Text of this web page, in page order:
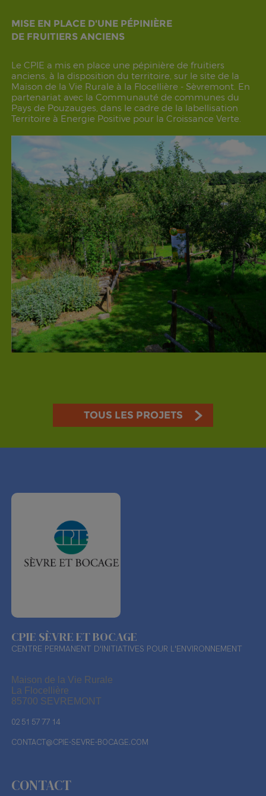
MISE EN PLACE D'UNE PÉPINIÈRE
DE FRUITIERS ANCIENS
Le CPIE a mis en place une pépinière de fruitiers
anciens, à la disposition du territoire, sur le site de la
Maison de la Vie Rurale à la Flocellière - Sèvremont. En
partenariat avec la Communauté de communes du
Pays de Pouzauges, dans le cadre de la labellisation
Territoire à Energie Positive pour la Croissance Verte.
TOUS LES PROJETS
CPIE SÈVRE ET BOCAGE
CENTRE PERMANENT D'INITIATIVES POUR L'ENVIRONNEMENT
Maison de la Vie Rurale
La Flocellière
85700 SEVREMONT
02 51 57 77 14
CONTACT@CPIE-SEVRE-BOCAGE.COM
CONTACT